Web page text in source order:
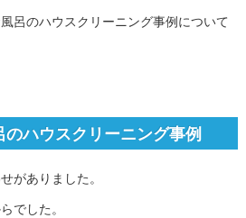
呂のハウスクリーニング事例について
ハウスクリーニング事例
がありました。
でした。